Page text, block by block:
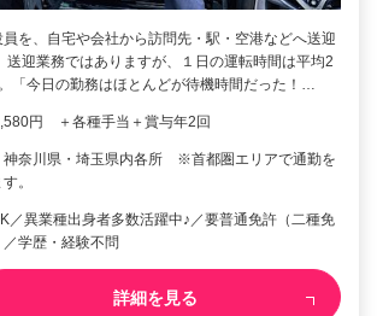
を、自宅や会社から訪問先・駅・空港などへ送迎
送迎業務ではありますが、１日の運転時間は平均2
「今日の勤務はほとんどが待機時間だった！…
円 ＋各種手当＋賞与年2回
神奈川県・埼玉県内各所 ※首都圏エリアで通勤を
。
／異業種出身者多数活躍中♪／要普通免許（二種免
学歴・経験不問
詳細を見る